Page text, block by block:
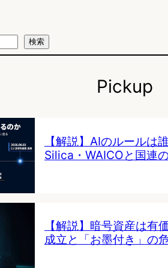
検索
Pickup
【解説】AIのルールは
Silica・WAICOと国連
【解説】暗号資産は有
成立と「お墨付き」の